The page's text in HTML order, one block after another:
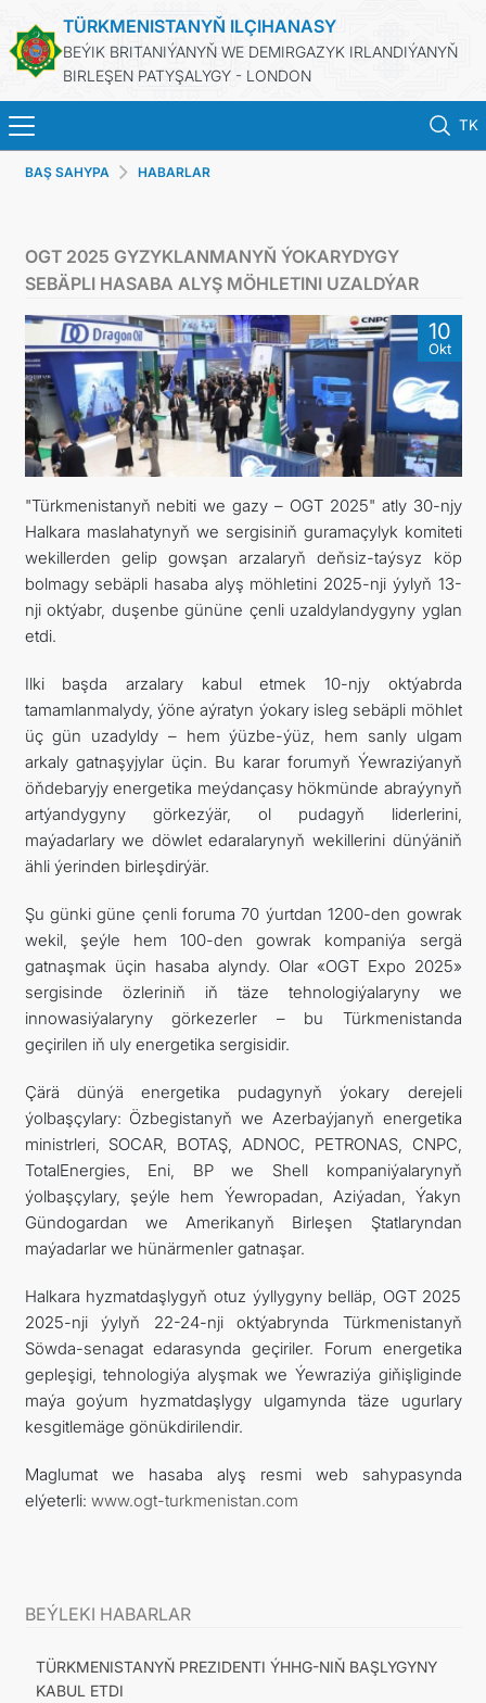
TÜRKMENISTANYŇ ILÇIHANASY
BEÝIK BRITANIÝANYŇ WE DEMIRGAZYK IRLANDIÝANYŇ
BIRLEŞEN PATYŞALYGY - LONDON
TK
BAŞ SAHYPA
TÜRKMENISTAN
KONSULLYK HYZMATLARY
DIM
PEÝDALY SAÝTLAR
ARAGATNAŞYK
BAŞ SAHYPA HABARLAR
OGT 2025 GYZYKLANMANYŇ ÝOKARYDYGY
SEBÄPLI HASABA ALYŞ MÖHLETINI UZALDÝAR
10
Okt
"Türkmenistanyň nebiti we gazy – OGT 2025" atly 30-njy
Halkara maslahatynyň we sergisiniň guramaçylyk komiteti
wekillerden gelip gowşan arzalaryň deňsiz-taýsyz köp
bolmagy sebäpli hasaba alyş möhletini 2025-nji ýylyň 13-
nji oktýabr, duşenbe gününe çenli uzaldylandygyny yglan
etdi.
Ilki başda arzalary kabul etmek 10-njy oktýabrda
tamamlanmalydy, ýöne aýratyn ýokary isleg sebäpli möhlet
üç gün uzadyldy – hem ýüzbe-ýüz, hem sanly ulgam
arkaly gatnaşyjylar üçin. Bu karar forumyň Ýewraziýanyň
öňdebaryjy energetika meýdançasy hökmünde abraýynyň
artýandygyny görkezýär, ol pudagyň liderlerini,
maýadarlary we döwlet edaralarynyň wekillerini dünýäniň
ähli ýerinden birleşdirýär.
Şu günki güne çenli foruma 70 ýurtdan 1200-den gowrak
wekil, şeýle hem 100-den gowrak kompaniýa sergä
gatnaşmak üçin hasaba alyndy. Olar «OGT Expo 2025»
sergisinde özleriniň iň täze tehnologiýalaryny we
innowasiýalaryny görkezerler – bu Türkmenistanda
geçirilen iň uly energetika sergisidir.
Çärä dünýä energetika pudagynyň ýokary derejeli
ýolbaşçylary: Özbegistanyň we Azerbaýjanyň energetika
ministrleri, SOCAR, BOTAŞ, ADNOC, PETRONAS, CNPC,
TotalEnergies, Eni, BP we Shell kompaniýalarynyň
ýolbaşçylary, şeýle hem Ýewropadan, Aziýadan, Ýakyn
Gündogardan we Amerikanyň Birleşen Ştatlaryndan
maýadarlar we hünärmenler gatnaşar.
Halkara hyzmatdaşlygyň otuz ýyllygyny belläp, OGT 2025
2025-nji ýylyň 22-24-nji oktýabrynda Türkmenistanyň
Söwda-senagat edarasynda geçiriler. Forum energetika
gepleşigi, tehnologiýa alyşmak we Ýewraziýa giňişliginde
maýa goýum hyzmatdaşlygy ulgamynda täze ugurlary
kesgitlemäge gönükdirilendir.
Maglumat we hasaba alyş resmi web sahypasynda
elýeterli: www.ogt-turkmenistan.com
BEÝLEKI HABARLAR
TÜRKMENISTANYŇ PREZIDENTI ÝHHG-NIŇ BAŞLYGYNY
KABUL ETDI